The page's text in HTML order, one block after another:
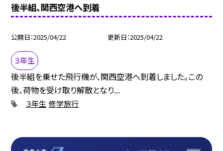
後半組、関西空港へ到着
公開日 2025/04/22 更新日 2025/04/22
３年生
後半組を乗せた飛行機が、関西空港へ到着しました。この
後、荷物を受け取り解散となり...
３年生 修学旅行